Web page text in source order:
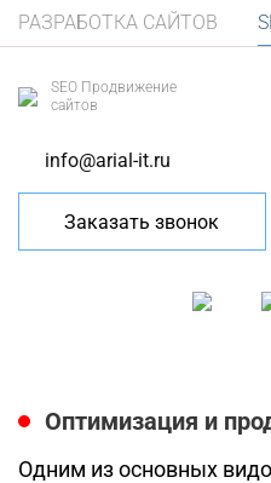
РАЗРАБОТКА САЙТОВ
SEO Продвижение
сайтов
info@arial-it.ru
Заказать звонок
Оптимизация и
Одним из основных